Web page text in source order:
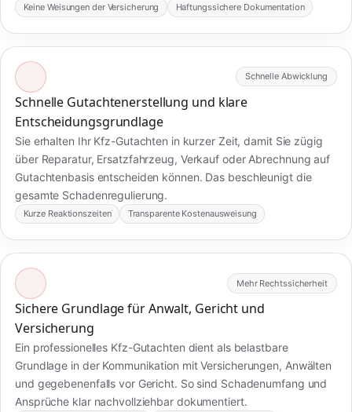
Keine Weisungen der Versicherung Haftungssichere Dokumentation
Schnelle Abwicklung
Schnelle Gutachtenerstellung und klare
Entscheidungsgrundlage
Sie erhalten Ihr Kfz-Gutachten in kurzer Zeit, damit Sie zügig
über Reparatur, Ersatzfahrzeug, Verkauf oder Abrechnung auf
Gutachtenbasis entscheiden können. Das beschleunigt die
gesamte Schadenregulierung.
Kurze Reaktionszeiten Transparente Kostenausweisung
Mehr Rechtssicherheit
Sichere Grundlage für Anwalt, Gericht und
Versicherung
Ein professionelles Kfz-Gutachten dient als belastbare
Grundlage in der Kommunikation mit Versicherungen, Anwälten
und gegebenenfalls vor Gericht. So sind Schadenumfang und
Ansprüche klar nachvollziehbar dokumentiert.